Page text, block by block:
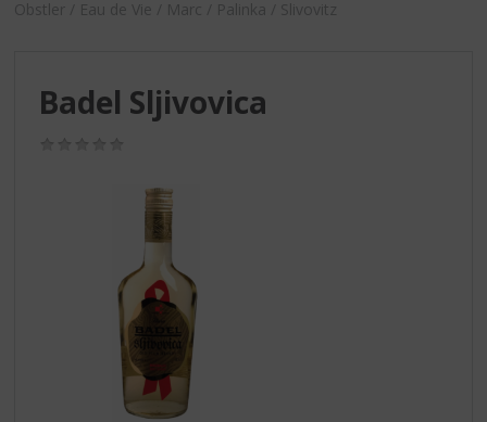
Obstler / Eau de Vie / Marc / Palinka / Slivovitz
Badel Sljivovica